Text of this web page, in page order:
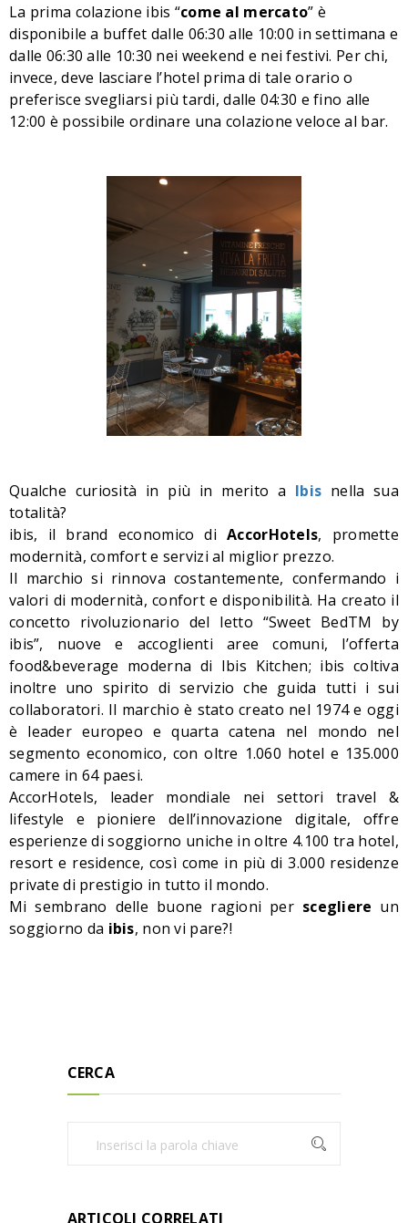
La prima colazione ibis “come al mercato” è
disponibile a buffet dalle 06:30 alle 10:00 in settimana e
dalle 06:30 alle 10:30 nei weekend e nei festivi. Per chi,
invece, deve lasciare l’hotel prima di tale orario o
preferisce svegliarsi più tardi, dalle 04:30 e fino alle
12:00 è possibile ordinare una colazione veloce al bar.
Qualche curiosità in più in merito a Ibis nella sua
totalità?
ibis, il brand economico diAccorHotels, promette
modernità, comfort e servizi al miglior prezzo.
Il marchio si rinnova costantemente, confermando i
valori di modernità, confort e disponibilità. Ha creato il
concetto rivoluzionario del letto “Sweet BedTM by
ibis”, nuove e accoglienti aree comuni, l’offerta
food&beverage moderna di Ibis Kitchen; ibis coltiva
inoltre uno spirito di servizio che guida tutti i sui
collaboratori. Il marchio è stato creato nel 1974 e oggi
è leader europeo e quarta catena nel mondo nel
segmento economico, con oltre 1.060 hotel e 135.000
camere in 64 paesi.
AccorHotels, leader mondiale nei settori travel &
lifestyle e pioniere dell’innovazione digitale, offre
esperienze di soggiorno uniche in oltre 4.100 tra hotel,
resort e residence, così come in più di 3.000 residenze
private di prestigio in tutto il mondo.
Mi sembrano delle buone ragioni per scegliere un
soggiorno da ibis, non vi pare?!
CERCA
ARTICOLI CORRELATI